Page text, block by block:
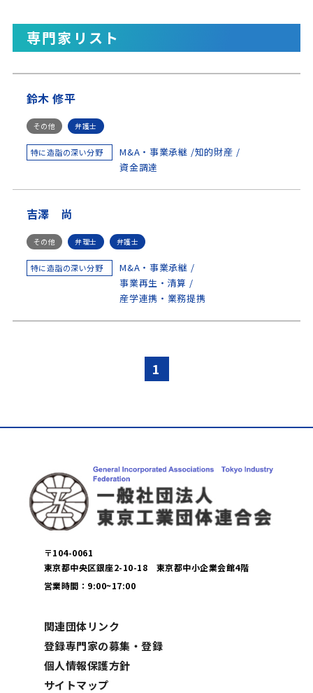
技術士(経営工学) 技術士(総合技術監理)
技術士(電気電子) 社会保険労務士
社会保険労務士（特定社会保険労務士付記）
専門家リスト
鈴木 修平
その他 弁護士
特に造詣の深い分野 M&A・事業承継 知的財産
資金調達
吉澤 尚
その他 弁理士 弁護士
特に造詣の深い分野
M&A・事業承継
事業再生・清算
産学連携・業務提携
1
〒104-0061
東京都中央区銀座2-10-18 東京都中小企業会館4階
営業時間：9:00~17:00
関連団体リンク
登録専門家の募集・登録
個人情報保護方針
サイトマップ